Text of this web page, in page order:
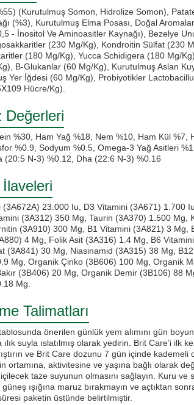
(Kurutulmuş Somon, Hidrolize Somon),
(%3), Kurutulmuş Elma Posası, Doğal
- İnositol Ve Aminoasitler Kaynağı), Bezelye
(230 Mg/Kg), Kondroitin Sülfat (230
(180 Mg/Kg), Yucca Schidigera (180 Mg/
Β-Glukanlar (60 Mg/Kg), Kurutulmuş Aslan
Yer İğdesi (60 Mg/Kg), Probiyotikler
Hücre/Kg).
Değerleri
%30, Ham Yağ %18, Nem %10, Ham Kül %7,
%0.9, Sodyum %0.5, Omega-3 Yağ Asitleri
(20:5 N-3) %0.12, Dha (22:6 N-3) %0.16
(3A672A) 23.000 Iu, D3 Vitamini (3A671) 1.700
(3A312) 350 Mg, Taurin (3A370) 1.500 Mg,
(3A910) 300 Mg, B1 Vitamini (3A821) 3 Mg,
4 Mg, Folik Asit (3A316) 1.4 Mg, B6
(3A841) 30 Mg, Niasinamid (3A315) 38 Mg,
Mg, Organik Çinko (3B606) 100 Mg, Organik
(3B406) 20 Mg, Organik Demir (3B106) 88
Mg.
Talimatları
önerilen günlük yem alımını gün
ılık suyla ıslatılmış olarak yedirin. Brit Care’i ilk
ve Brit Care dozunu 7 gün içinde kademeli
ortamına, aktivitesine ve yaşına bağlı olarak
taze suyunun olmasını sağlayın. Kuru
ışığına maruz bırakmayın ve açtıktan
paketin üstünde belirtilmiştir.